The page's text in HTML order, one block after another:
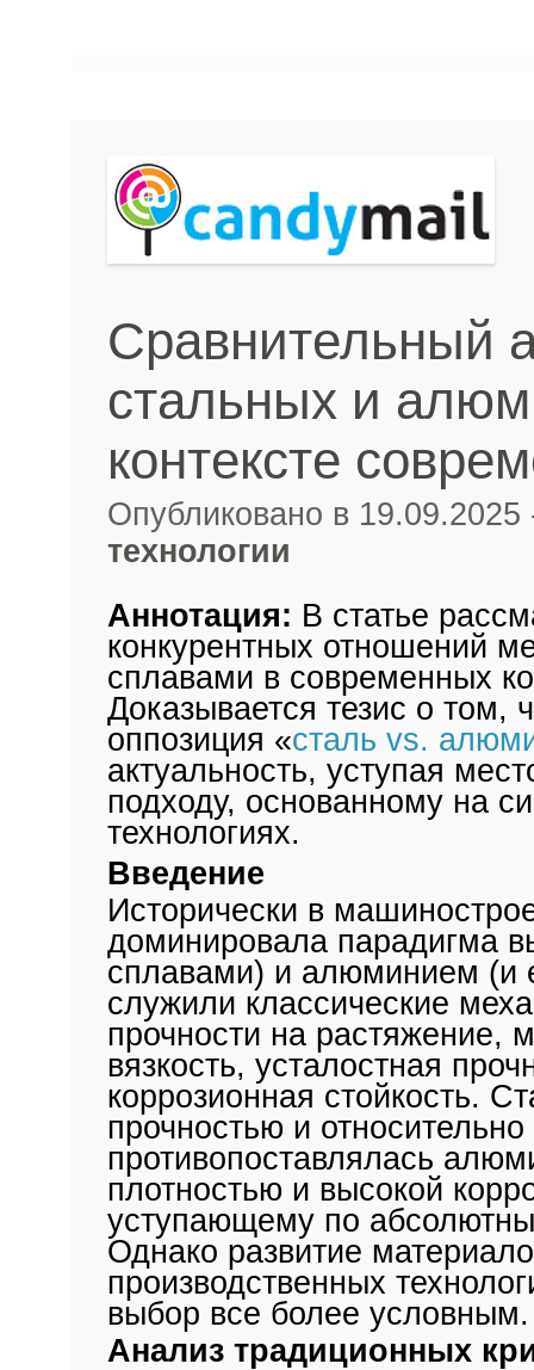
Сравнительный
стальных и
контексте
Опубликовано в
технологии
Аннотация: В статье
конкурентных отношений
сплавами в современных
Доказывается тезис о том,
оппозиция «сталь vs.
актуальность, уступая
подходу, основанному на
технологиях.
Введение
Исторически в
доминировала парадигма
сплавами) и алюминием (и
служили классические
прочности на растяжение,
вязкость, усталостная
коррозионная стойкость.
прочностью и
противопоставлялась
плотностью и высокой
уступающему по
Однако развитие
производственных
выбор все более условным.
Анализ традиционных